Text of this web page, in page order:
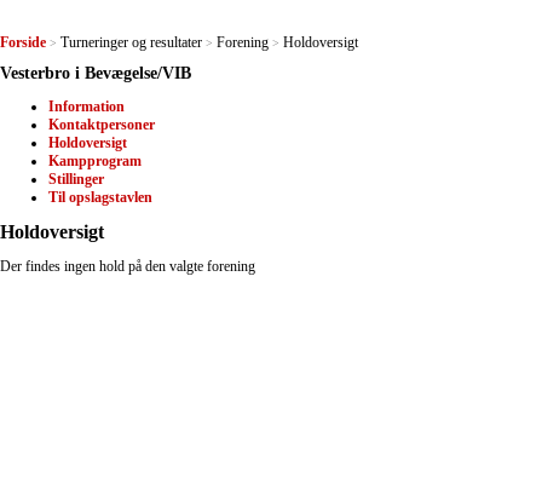
Forside > Turneringer og resultater > Forening > Holdoversigt
Vesterbro i Bevægelse/VIB
Information
Kontaktpersoner
Holdoversigt
Kampprogram
Stillinger
Til opslagstavlen
Holdoversigt
Der findes ingen hold på den valgte forening